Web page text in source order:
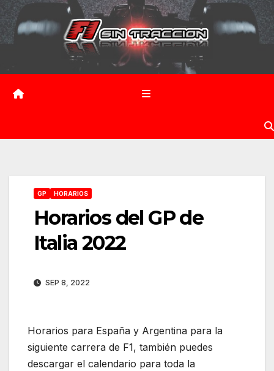
Saltar
contenido
GP HORARIOS
Horarios del GP de
Italia 2022
SEP 8, 2022
Horarios para España y Argentina para la
siguiente carrera de F1, también puedes
descargar el calendario para toda la